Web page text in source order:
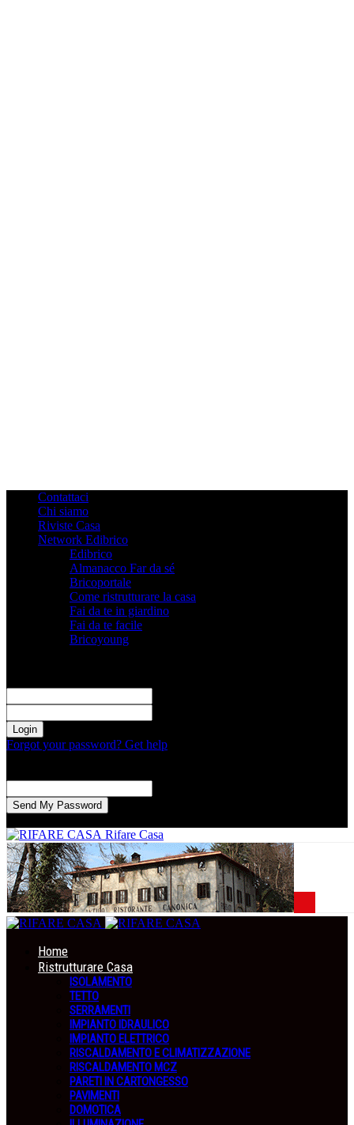
Contattaci
Chi siamo
Riviste Casa
Network Edibrico
Edibrico
Almanacco Far da sé
Bricoportale
Come ristrutturare la casa
Fai da te in giardino
Fai da te facile
Bricoyoung
Forgot your password? Get help
Rifare Casa
Home
Ristrutturare Casa
ISOLAMENTO
TETTO
SERRAMENTI
IMPIANTO IDRAULICO
IMPIANTO ELETTRICO
RISCALDAMENTO E CLIMATIZZAZIONE
RISCALDAMENTO MCZ
PARETI IN CARTONGESSO
PAVIMENTI
DOMOTICA